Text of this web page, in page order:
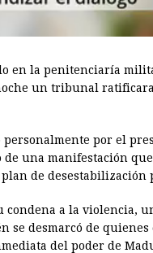
en la penitenciaría
un tribunal
por el
una manifestación
de desestabilización
a la violencia,
se desmarcó de
del poder de